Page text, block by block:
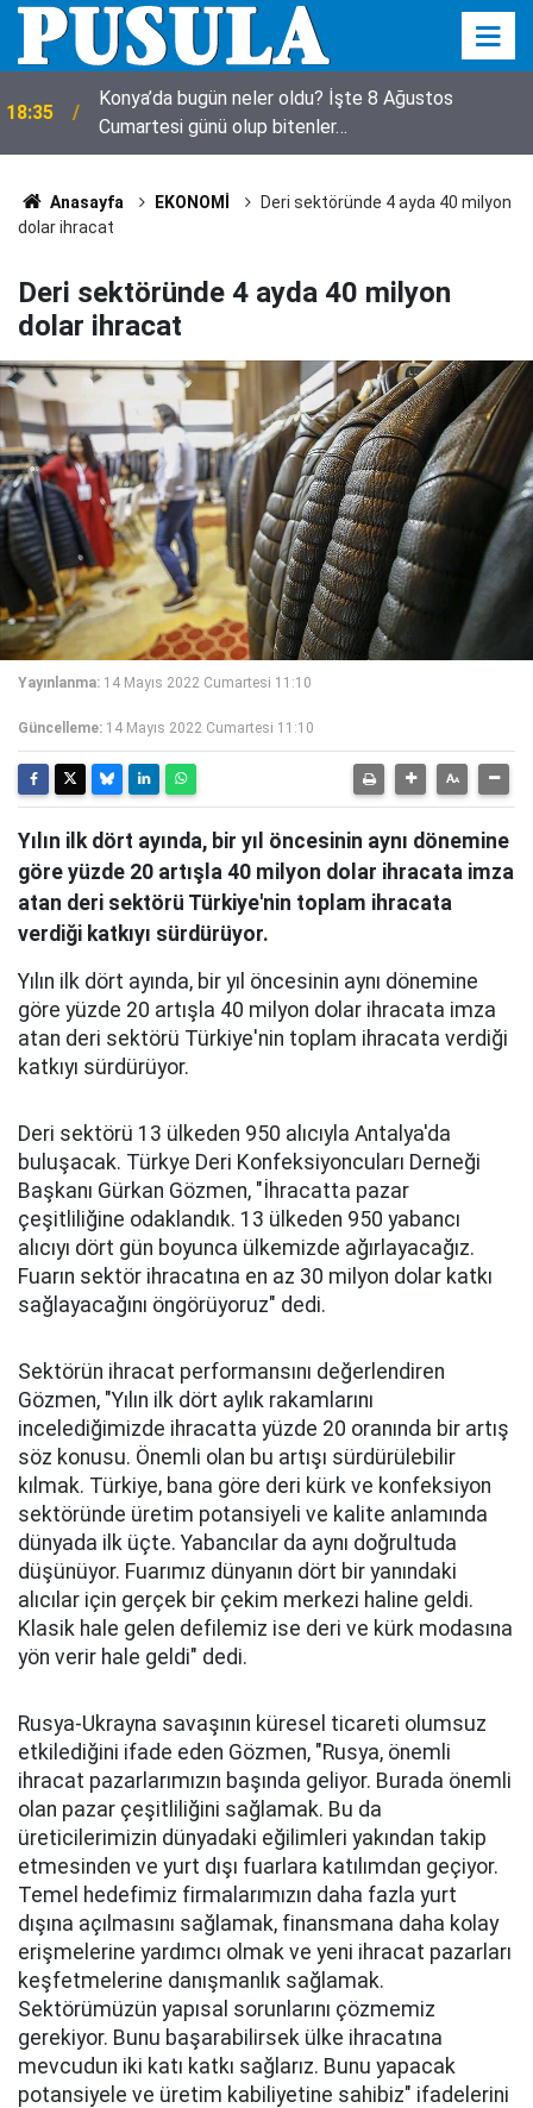
18:35
Konya’da bugün neler oldu? İşte 8 Ağustos
Cumartesi günü olup bitenler…
18:23 Avukat Esra Betül'den Pusula'ya ziyaret
Anasayfa EKONOMİ
Deri sektöründe 4 ayda 40 milyon
dolar ihracat
Deri sektöründe 4 ayda 40 milyon
dolar ihracat
Yayınlanma: 14 Mayıs 2022 Cumartesi 11:10
Güncelleme: 14 Mayıs 2022 Cumartesi 11:10
Yılın ilk dört ayında, bir yıl öncesinin aynı dönemine
göre yüzde 20 artışla 40 milyon dolar ihracata imza
atan deri sektörü Türkiye'nin toplam ihracata
verdiği katkıyı sürdürüyor.
Yılın ilk dört ayında, bir yıl öncesinin aynı dönemine
göre yüzde 20 artışla 40 milyon dolar ihracata imza
atan deri sektörü Türkiye'nin toplam ihracata verdiği
katkıyı sürdürüyor.
Deri sektörü 13 ülkeden 950 alıcıyla Antalya'da
buluşacak. Türkye Deri Konfeksiyoncuları Derneği
Başkanı Gürkan Gözmen, "İhracatta pazar
çeşitliliğine odaklandık. 13 ülkeden 950 yabancı
alıcıyı dört gün boyunca ülkemizde ağırlayacağız.
Fuarın sektör ihracatına en az 30 milyon dolar katkı
sağlayacağını öngörüyoruz" dedi.
Sektörün ihracat performansını değerlendiren
Gözmen, "Yılın ilk dört aylık rakamlarını
incelediğimizde ihracatta yüzde 20 oranında bir artış
söz konusu. Önemli olan bu artışı sürdürülebilir
kılmak. Türkiye, bana göre deri kürk ve konfeksiyon
sektöründe üretim potansiyeli ve kalite anlamında
dünyada ilk üçte. Yabancılar da aynı doğrultuda
düşünüyor. Fuarımız dünyanın dört bir yanındaki
alıcılar için gerçek bir çekim merkezi haline geldi.
Klasik hale gelen defilemiz ise deri ve kürk modasına
yön verir hale geldi" dedi.
Rusya-Ukrayna savaşının küresel ticareti olumsuz
etkilediğini ifade eden Gözmen, "Rusya, önemli
ihracat pazarlarımızın başında geliyor. Burada önemli
olan pazar çeşitliliğini sağlamak. Bu da
üreticilerimizin dünyadaki eğilimleri yakından takip
etmesinden ve yurt dışı fuarlara katılımdan geçiyor.
Temel hedefimiz firmalarımızın daha fazla yurt
dışına açılmasını sağlamak, finansmana daha kolay
erişmelerine yardımcı olmak ve yeni ihracat pazarları
keşfetmelerine danışmanlık sağlamak.
Sektörümüzün yapısal sorunlarını çözmemiz
gerekiyor. Bunu başarabilirsek ülke ihracatına
mevcudun iki katı katkı sağlarız. Bunu yapacak
potansiyele ve üretim kabiliyetine sahibiz" ifadelerini